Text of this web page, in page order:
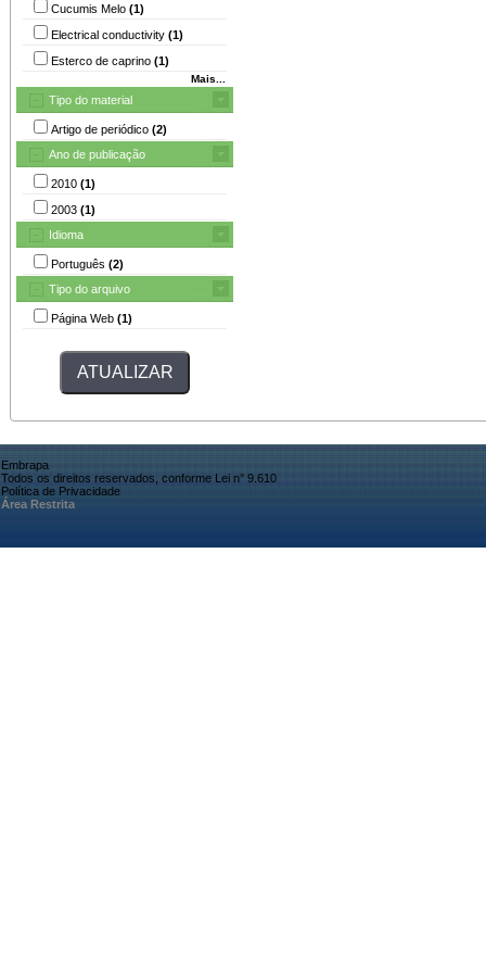
Cucumis Melo (1)
Electrical conductivity (1)
Esterco de caprino (1)
Mais...
Tipo do material
Artigo de periódico (2)
Ano de publicação
2010 (1)
2003 (1)
Idioma
Português (2)
Tipo do arquivo
Página Web (1)
Embrapa
Todos os direitos reservados, conforme Lei n° 9.610
Política de Privacidade
Área Restrita